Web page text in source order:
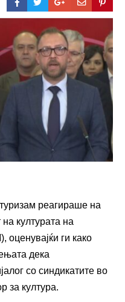
реагираше на
културата на
ги како
дека
со синдикатите во
за култура.